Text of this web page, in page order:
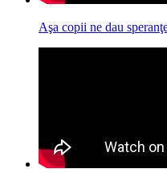
Aşa copii ne dau